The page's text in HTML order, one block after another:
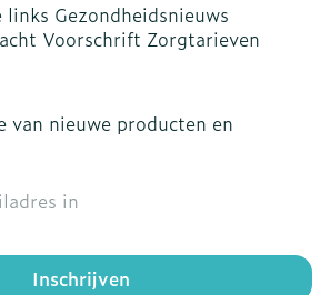
links Gezondheidsnieuws
Voorschrift Zorgtarieven
van nieuwe producten en
Inschrijven